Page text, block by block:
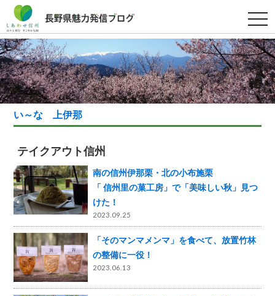
t
o
g
g
l
e
n
a
v
i
t
い～な 上伊那
テイクアウト信州
南の信州伊那栗・北の小布施栗
「 信州里の菓工房」で「美味しい秋」見つ
けた！
2023.09.25
「そのマンマメンマ」を食べて、放置竹林
の整備に一役！
2023.06.13